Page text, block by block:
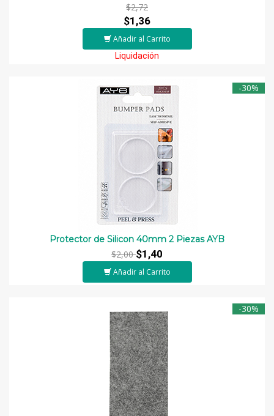
$2,72
$1,36
Añadir al Carrito
Liquidación
-30%
Protector de Silicon 40mm 2 Piezas AYB
$2,00$1,40
Añadir al Carrito
-30%